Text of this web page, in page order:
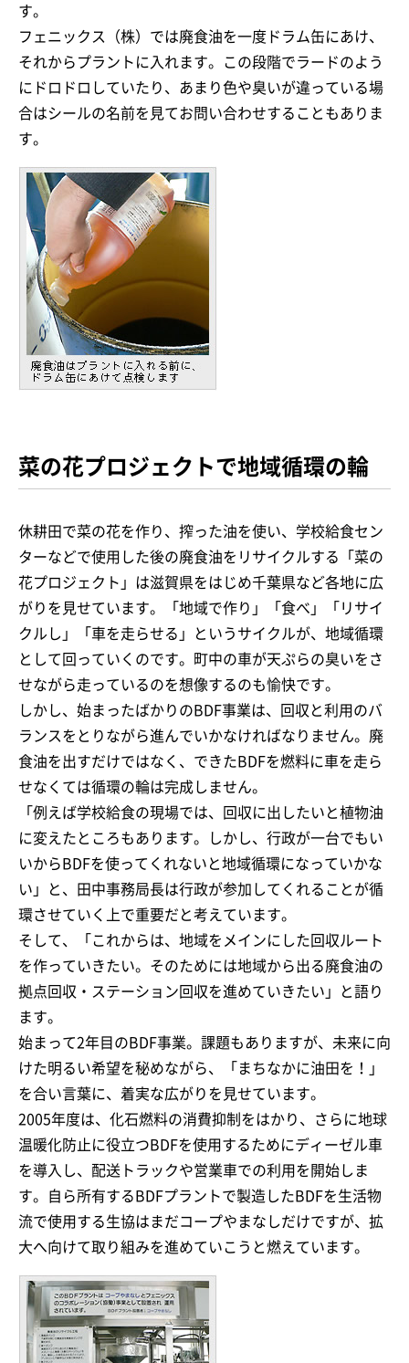
す。
フェニックス（株）では廃食油を一度ドラム缶にあけ、
それからプラントに入れます。この段階でラードのよう
にドロドロしていたり、あまり色や臭いが違っている場
合はシールの名前を見てお問い合わせすることもありま
す。
菜の花プロジェクトで地域循環の輪
休耕田で菜の花を作り、搾った油を使い、学校給食セン
ターなどで使用した後の廃食油をリサイクルする「菜の
花プロジェクト」は滋賀県をはじめ千葉県など各地に広
がりを見せています。「地域で作り」「食べ」「リサイ
クルし」「車を走らせる」というサイクルが、地域循環
として回っていくのです。町中の車が天ぷらの臭いをさ
せながら走っているのを想像するのも愉快です。
しかし、始まったばかりのBDF事業は、回収と利用のバ
ランスをとりながら進んでいかなければなりません。廃
食油を出すだけではなく、できたBDFを燃料に車を走ら
せなくては循環の輪は完成しません。
「例えば学校給食の現場では、回収に出したいと植物油
に変えたところもあります。しかし、行政が一台でもい
いからBDFを使ってくれないと地域循環になっていかな
い」と、田中事務局長は行政が参加してくれることが循
環させていく上で重要だと考えています。
そして、「これからは、地域をメインにした回収ルート
を作っていきたい。そのためには地域から出る廃食油の
拠点回収・ステーション回収を進めていきたい」と語り
ます。
始まって2年目のBDF事業。課題もありますが、未来に向
けた明るい希望を秘めながら、「まちなかに油田を！」
を合い言葉に、着実な広がりを見せています。
2005年度は、化石燃料の消費抑制をはかり、さらに地球
温暖化防止に役立つBDFを使用するためにディーゼル車
を導入し、配送トラックや営業車での利用を開始しま
す。自ら所有するBDFプラントで製造したBDFを生活物
流で使用する生協はまだコープやまなしだけですが、拡
大へ向けて取り組みを進めていこうと燃えています。